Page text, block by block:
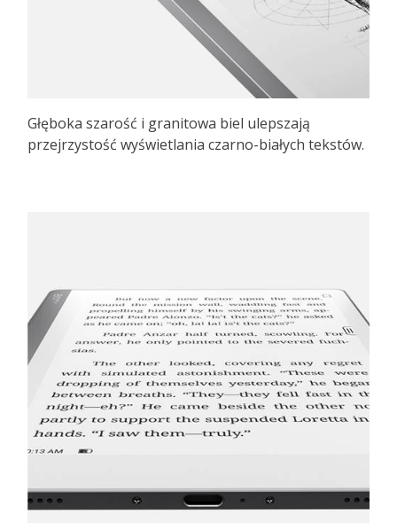
Głęboka szarość i granitowa biel ulepszają
przejrzystość wyświetlania czarno-białych tekstów.